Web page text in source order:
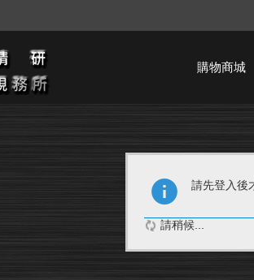
購物商城
請先登入後
請稍候...